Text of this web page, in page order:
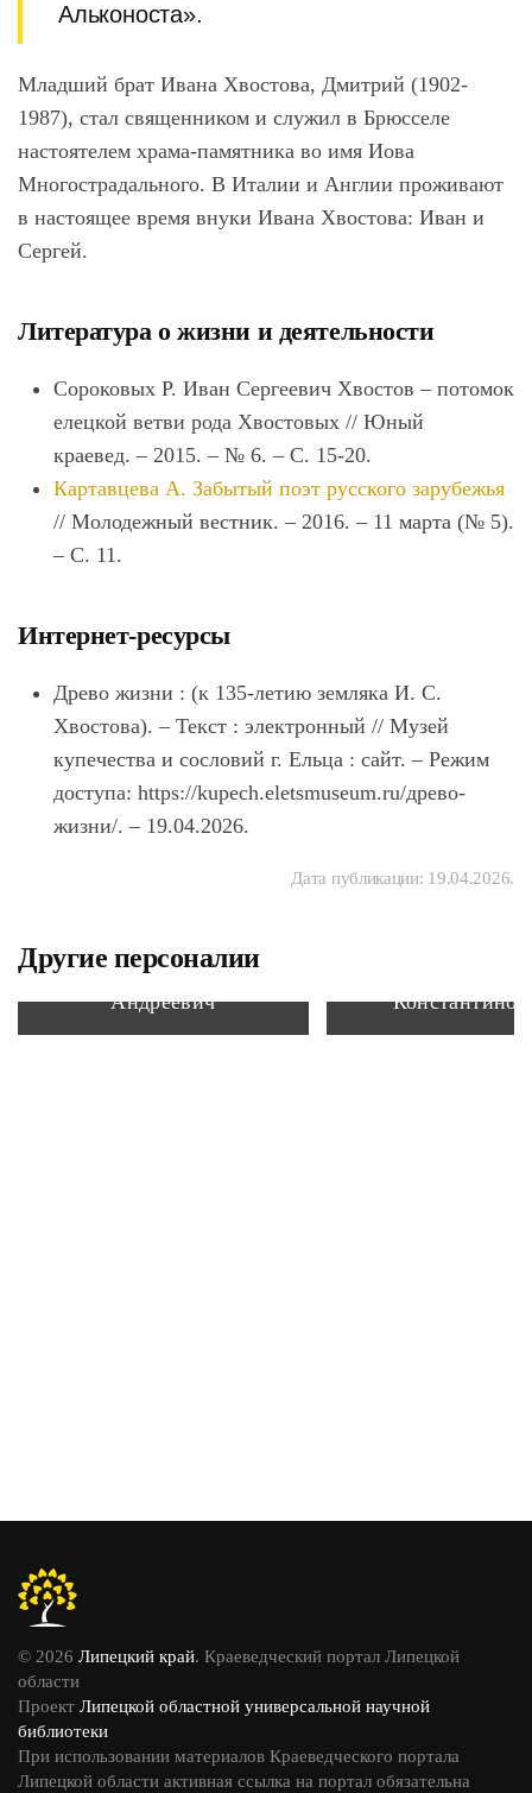
Альконоста».
Младший брат Ивана Хвостова, Дмитрий (1902-
1987), стал священником и служил в Брюсселе
настоятелем храма-памятника во имя Иова
Многострадального. В Италии и Англии проживают
в настоящее время внуки Ивана Хвостова: Иван и
Сергей.
Литература о жизни и деятельности
Сороковых Р. Иван Сергеевич Хвостов – потомок
елецкой ветви рода Хвостовых // Юный
краевед. – 2015. – № 6. – С. 15-20.
Картавцева А. Забытый поэт русского зарубежья
// Молодежный вестник. – 2016. – 11 марта (№ 5).
– С. 11.
Интернет-ресурсы
Древо жизни : (к 135-летию земляка И. С.
Хвостова). – Текст : электронный // Музей
купечества и сословий г. Ельца : сайт. – Режим
доступа: https://kupech.eletsmuseum.ru/древо-
жизни/. – 19.04.2026.
Дата публикации: 19.04.2026.
Другие персоналии
Устьянов Юрий
Андреевич
© 2026 Липецкий край. Краеведческий портал Липецкой
области
Проект Липецкой областной универсальной научной
библиотеки
При использовании материалов Краеведческого портала
Липецкой области активная ссылка на портал обязательна